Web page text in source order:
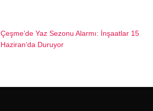
Çeşme’de Yaz Sezonu Alarmı: İnşaatlar 15
Haziran’da Duruyor